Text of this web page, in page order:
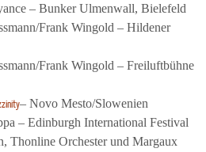
– Bunker Ulmenwall, Bielefeld
Frank Wingold – Hildener
Frank Wingold – Freiluftbühne
– Novo Mesto/Slowenien
– Edinburgh International Festival
Thonline Orchester und Margaux